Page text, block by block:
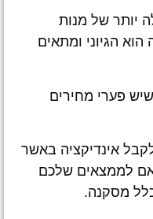
יותר של מנות
הגיוני ומתאים
פערי מחירים
אינדיקציה באשר
לממצאים שלכם
מסקנה.